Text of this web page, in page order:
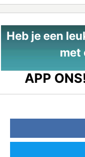
Heb je een
met
APP